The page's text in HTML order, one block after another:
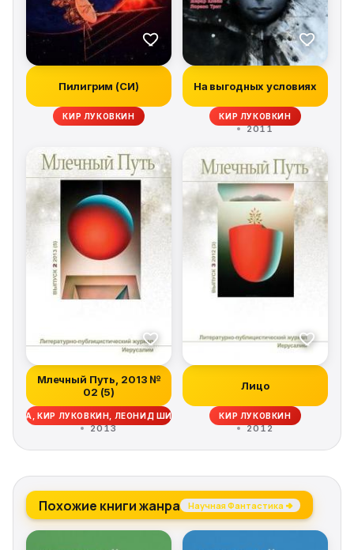
Пилигрим (СИ)
КИР ЛУКОВКИН
На выгодных условиях
КИР ЛУКОВКИН
2011
Млечный Путь, 2013 №
02 (5)
КИР ЛУКОВКИН, ЛЕОНИД ШИФМАН, ЮРИЙ ЛЕБЕДЕВ, ОЛЕСЯ
2013
Лицо
КИР ЛУКОВКИН
2012
Похожие книги жанра Научная Фантастика →